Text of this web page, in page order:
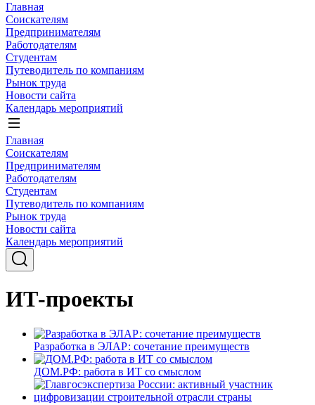
Главная
Соискателям
Предпринимателям
Работодателям
Студентам
Путеводитель по компаниям
Рынок труда
Новости сайта
Календарь мероприятий
Главная
Соискателям
Предпринимателям
Работодателям
Студентам
Путеводитель по компаниям
Рынок труда
Новости сайта
Календарь мероприятий
ИТ-проекты
Разработка в ЭЛАР: сочетание преимуществ
ДОМ.РФ: работа в ИТ со смыслом